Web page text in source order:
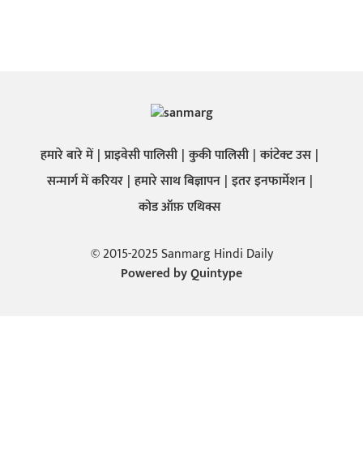
हमारे बारे में प्राइवेसी पालिसी कुकी पालिसी कांटेक्ट उस
सन्मार्ग में करियर हमारे साथ बिज्ञापन इतर इनफार्मेशन
कोड ऑफ़ एथिक्स
© 2015-2025 Sanmarg Hindi Daily
Powered byQuintype